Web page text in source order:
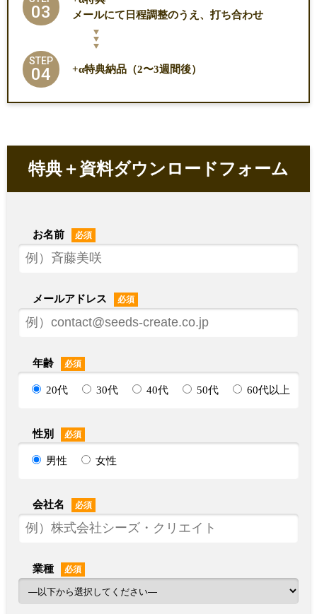
03
メールにて日程調整のうえ、打ち合わせ
STEP
04 +α特典納品（2〜3週間後）
特典＋資料ダウンロードフォーム
お名前 必須
メールアドレス 必須
年齢 必須
20代 30代 40代 50代 60代以上
性別 必須
男性 女性
会社名 必須
業種 必須